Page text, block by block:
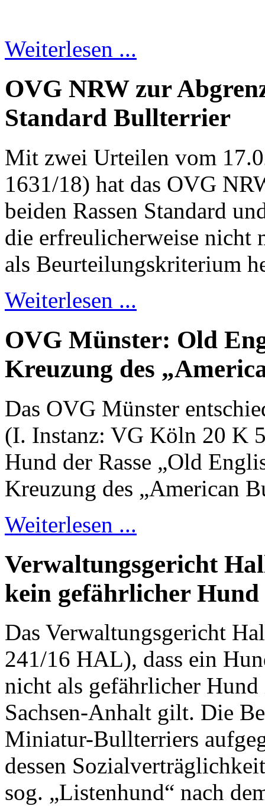
Weiterlesen ...
OVG NRW zur
Standard Bullterrier
Mit zwei Urteilen vom
1631/18) hat das OVG
beiden Rassen Standard
die erfreulicherweise nicht
als Beurteilungskriterium
Weiterlesen ...
OVG Münster: Old
Kreuzung des
Das OVG Münster
(I. Instanz: VG Köln 20 K
Hund der Rasse „Old
Kreuzung des „American
Weiterlesen ...
Verwaltungsgericht
kein gefährlicher Hund
Das Verwaltungsgericht
241/16 HAL), dass ein
nicht als gefährlicher Hund
Sachsen-Anhalt gilt. Die
Miniatur-Bullterriers
dessen
sog. „Listenhund“ nach